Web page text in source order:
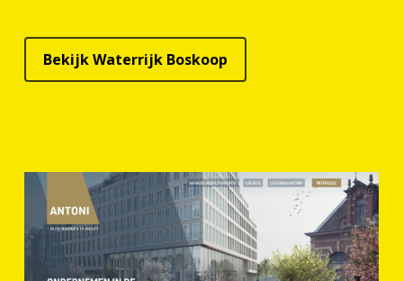
Bekijk Waterrijk Boskoop